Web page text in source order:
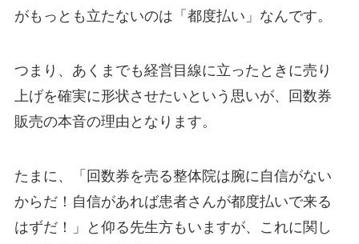
がもっとも立たないのは「都度払い」なんです。
つまり、あくまでも経営目線に立ったときに売り
上げを確実に形状させたいという思いが、回数券
販売の本音の理由となります。
たまに、「回数券を売る整体院は腕に自信がない
からだ！自信があれば患者さんが都度払いで来る
はずだ！」と仰る先生方もいますが、これに関し